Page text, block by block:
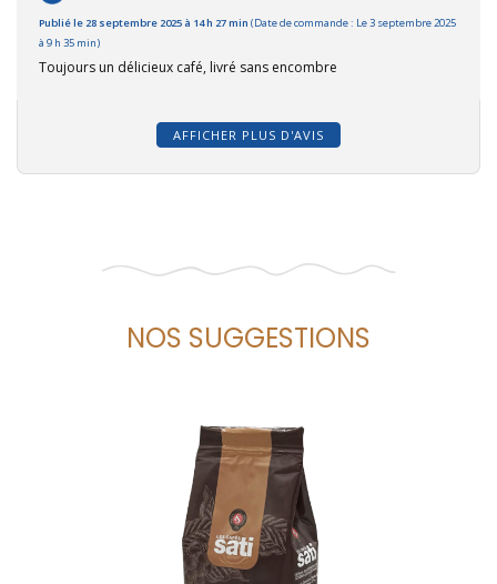
Publié le 28 septembre 2025 à 14 h 27 min (Date de commande : Le 3 septembre 2025
à 9 h 35 min)
Toujours un délicieux café, livré sans encombre
AFFICHER PLUS D'AVIS
NOS SUGGESTIONS